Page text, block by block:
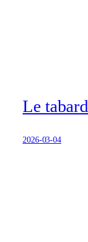
Le tabard
2026-03-04